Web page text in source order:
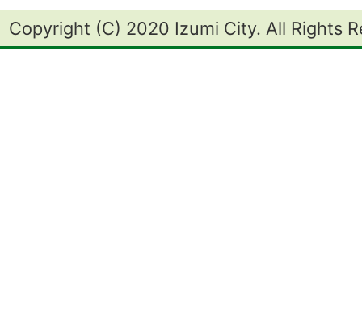
Copyright (C) 2020 Izumi City. All Rights